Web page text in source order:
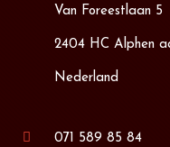
Van Foreestlaan 5
2404 HC Alphen
Nederland
071 589 85 84